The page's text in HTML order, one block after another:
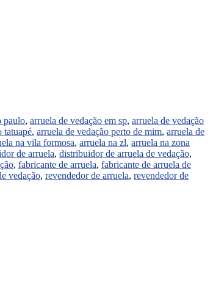
paulo, arruela de vedação em sp, arruela de vedação
tatuapé, arruela de vedação perto de mim, arruela de
na vila formosa, arruela na zl, arruela na zona
de arruela, distribuidor de arruela de vedação,
, fabricante de arruela, fabricante de arruela de
vedação, revendedor de arruela, revendedor de